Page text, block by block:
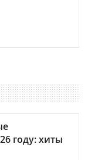
году: хиты